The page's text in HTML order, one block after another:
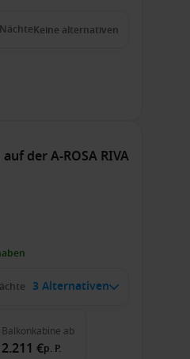
NächteKeine alternativen
der A-ROSA RIVA
3 Alternativen
Balkonkabine ab
2.211 €p. P.